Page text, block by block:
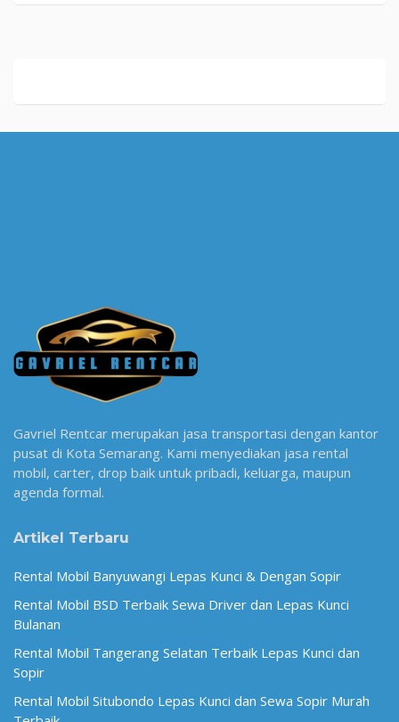
Gavriel Rentcar merupakan jasa transportasi dengan kantor
pusat di Kota Semarang. Kami menyediakan jasa rental
mobil, carter, drop baik untuk pribadi, keluarga, maupun
agenda formal.
Artikel Terbaru
Rental Mobil Banyuwangi Lepas Kunci & Dengan Sopir
Rental Mobil BSD Terbaik Sewa Driver dan Lepas Kunci
Bulanan
Rental Mobil Tangerang Selatan Terbaik Lepas Kunci dan
Sopir
Rental Mobil Situbondo Lepas Kunci dan Sewa Sopir Murah